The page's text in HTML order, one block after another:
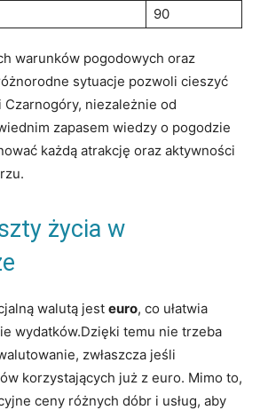
90
warunków pogodowych oraz
sytuacje pozwoli cieszyć
Czarnogóry,⁢ niezależnie od
zapasem ⁤wiedzy o pogodzie
każdą atrakcję ‌oraz aktywności
życia w
walutą jest euro, co ułatwia
wydatków.Dzięki temu‌ nie trzeba
zwłaszcza jeśli
⁤korzystających już z euro. Mimo to,
ceny różnych dóbr i usług, aby